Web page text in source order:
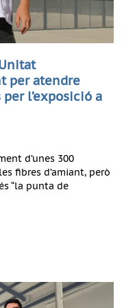
per atendre
l’exposició a
d’unes 300
fibres d’amiant, però
“la punta de